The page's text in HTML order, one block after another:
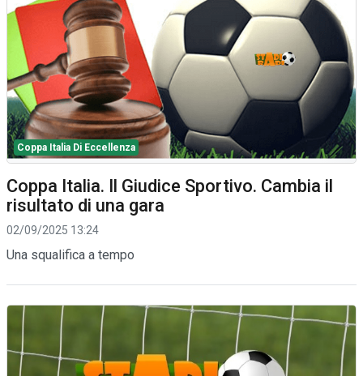
Coppa Italia Di Eccellenza
Coppa Italia. Il Giudice Sportivo. Cambia il
risultato di una gara
02/09/2025 13:24
Una squalifica a tempo